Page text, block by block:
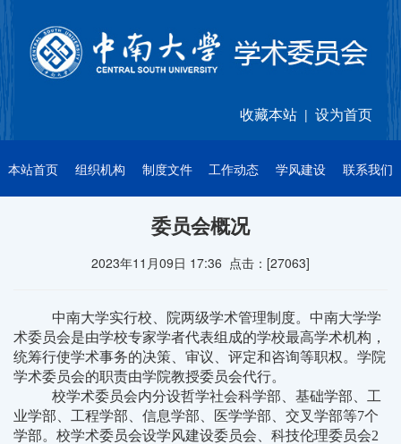
收藏本站| 设为首页
本站首页 组织机构 制度文件 工作动态 学风建设 联系我们
委员会概况
2023年11月09日 17:36 点击：[27063]
中南大学实行校、院两级学术管理制度。中南大学学
术委员会是由学校专家学者代表组成的学校最高学术机构，
统筹行使学术事务的决策、审议、评定和咨询等职权。学院
学术委员会的职责由学院教授委员会代行。
校学术委员会内分设哲学社会科学部、基础学部、工
业学部、工程学部、信息学部、医学学部、交叉学部等7个
学部。校学术委员会设学风建设委员会、科技伦理委员会2